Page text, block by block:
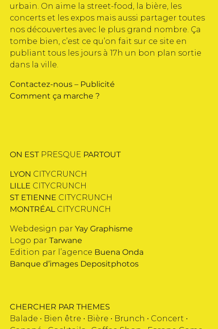
urbain. On aime la street-food, la bière, les
concerts et les expos mais aussi partager toutes
nos découvertes avec le plus grand nombre. Ça
tombe bien, c’est ce qu’on fait sur ce site en
publiant tous les jours à 17h un bon plan sortie
dans la ville.
Contactez-nous – Publicité
Comment ça marche ?
ON EST PRESQUE PARTOUT
LYON CITYCRUNCH
LILLE CITYCRUNCH
ST ETIENNE CITYCRUNCH
MONTRÉALCITYCRUNCH
Webdesign par Yay Graphisme
Logo par Tarwane
Edition par l’agence Buena Onda
Banque d’images Depositphotos
CHERCHER PAR THEMES
Balade • Bien être • Bière • Brunch • Concert •